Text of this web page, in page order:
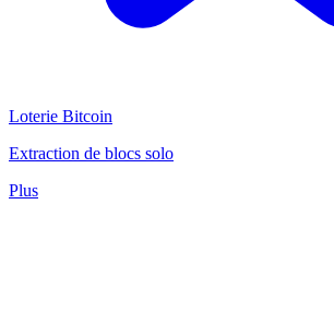
Loterie Bitcoin
Extraction de blocs solo
Plus